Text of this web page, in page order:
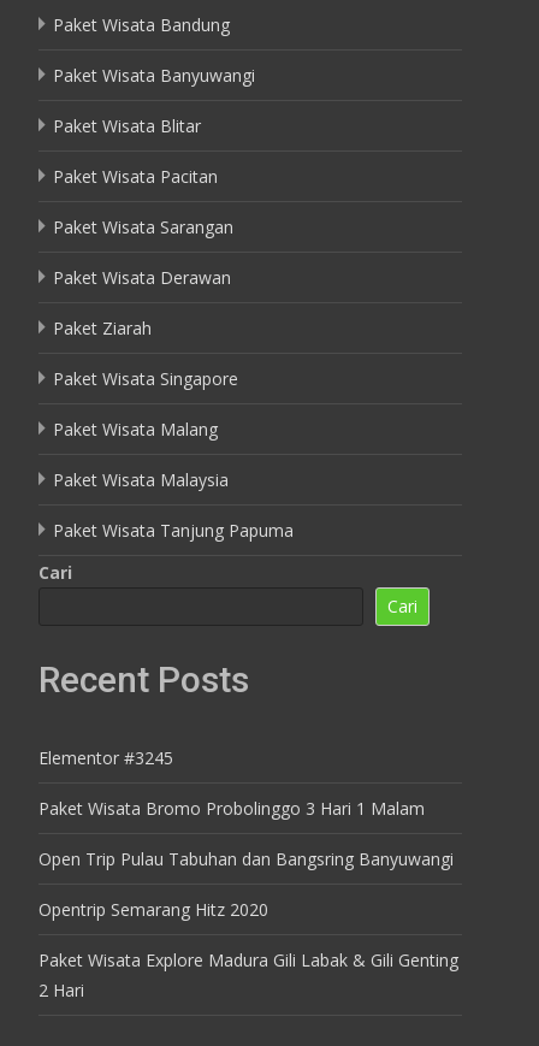
Paket Wisata Bandung
Paket Wisata Banyuwangi
Paket Wisata Blitar
Paket Wisata Pacitan
Paket Wisata Sarangan
Paket Wisata Derawan
Paket Ziarah
Paket Wisata Singapore
Paket Wisata Malang
Paket Wisata Malaysia
Paket Wisata Tanjung Papuma
Cari
Cari
Recent Posts
Elementor #3245
Paket Wisata Bromo Probolinggo 3 Hari 1 Malam
Open Trip Pulau Tabuhan dan Bangsring Banyuwangi
Opentrip Semarang Hitz 2020
Paket Wisata Explore Madura Gili Labak & Gili Genting
2 Hari